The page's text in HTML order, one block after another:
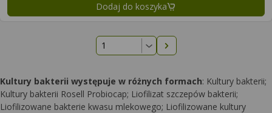
Dodaj do koszyka
Następna strona
Kultury bakterii występuje w różnych formach: Kultury bakterii;
Kultury bakterii Rosell Probiocap; Liofilizat szczepów bakterii;
Liofilizowane bakterie kwasu mlekowego; Liofilizowane kultury